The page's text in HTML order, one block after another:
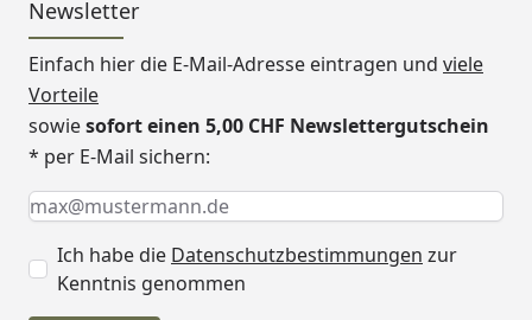
Newsletter
Einfach hier die E-Mail-Adresse eintragen und viele
Vorteile
sowiesofort einen 5,00 CHF Newslettergutschein
* per E-Mail sichern:
Keine Eingabe erforderlich
Eingabe erforderlich
E-Mail *
Ich habe die Datenschutzbestimmungen zur
Kenntnis genommen